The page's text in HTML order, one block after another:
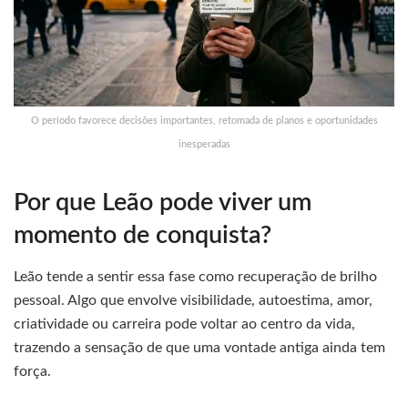
O período favorece decisões importantes, retomada de planos e oportunidades
inesperadas
Por que Leão pode viver um
momento de conquista?
Leão tende a sentir essa fase como recuperação de brilho
pessoal. Algo que envolve visibilidade, autoestima, amor,
criatividade ou carreira pode voltar ao centro da vida,
trazendo a sensação de que uma vontade antiga ainda tem
força.